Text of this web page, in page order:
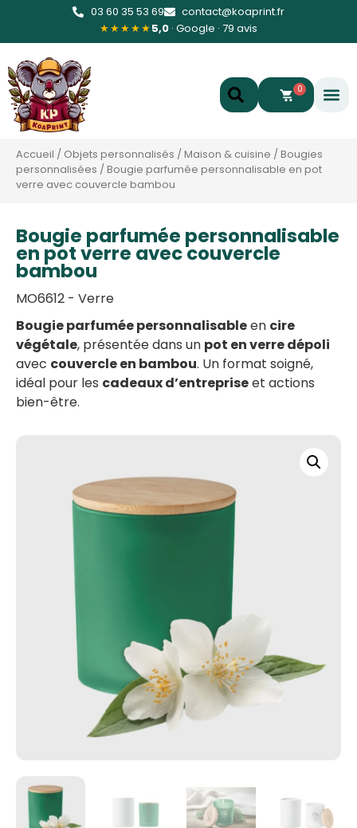
03 60 35 53 69
contact@koaprint.fr
★★★★★5,0 · Google · 79 avis
0
Accueil / Objets personnalisés /Maison & cuisine /Bougies
personnalisées /Bougie parfumée personnalisable en pot
verre avec couvercle bambou
Bougie parfumée personnalisable
en pot verre avec couvercle
bambou
MO6612 - Verre
Bougie parfumée personnalisableen cire
végétale, présentée dans un pot en verre dépoli
avec couvercle en bambou. Un format soigné,
idéal pour les cadeaux d’entrepriseet actions
bien-être.